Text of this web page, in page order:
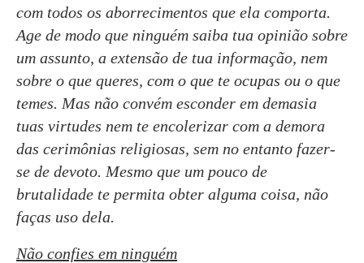
com todos os aborrecimentos que ela comporta.
Age de modo que ninguém saiba tua opinião sobre
um assunto, a extensão de tua informação, nem
sobre o que queres, com o que te ocupas ou o que
temes. Mas não convém esconder em demasia
tuas virtudes nem te encolerizar com a demora
das cerimônias religiosas, sem no entanto fazer-
se de devoto. Mesmo que um pouco de
brutalidade te permita obter alguma coisa, não
faças uso dela.
Não confies em ninguém